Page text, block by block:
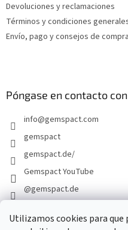
Utilizamos cookies para que
n
Devoluciones y reclamaciones
Términos y condiciones
Envío, pago y consejos de compra
Póngase en contacto con
info@gemspact.com
gemspact
gemspact.de/
Gemspact YouTube
@gemspact.de